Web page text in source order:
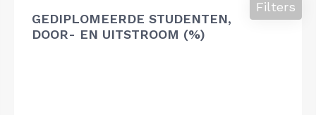
GEDIPLOMEERDE STUDENTEN,
DOOR- EN UITSTROOM (%)
Filters